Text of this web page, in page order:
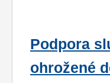
Podpora
ohrožené